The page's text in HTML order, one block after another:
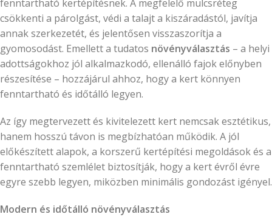
fenntartható kertépítésnek. A megfelelő mulcsréteg
csökkenti a párolgást, védi a talajt a kiszáradástól, javítja
annak szerkezetét, és jelentősen visszaszorítja a
gyomosodást. Emellett a tudatos növényválasztás – a helyi
adottságokhoz jól alkalmazkodó, ellenálló fajok előnyben
részesítése – hozzájárul ahhoz, hogy a kert könnyen
fenntartható és időtálló legyen.
Az így megtervezett és kivitelezett kert nemcsak esztétikus,
hanem hosszú távon is megbízhatóan működik. A jól
előkészített alapok, a korszerű kertépítési megoldások és a
fenntartható szemlélet biztosítják, hogy a kert évről évre
egyre szebb legyen, miközben minimális gondozást igényel.
Modern és időtálló növényválasztás